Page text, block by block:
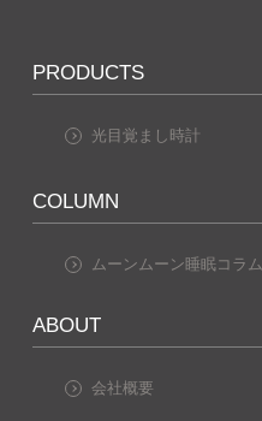
PRODUCTS
光目覚まし時計
COLUMN
ムーンムーン睡眠コラム
ABOUT
会社概要